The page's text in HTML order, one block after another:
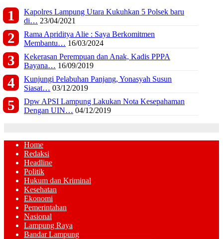
Kapolres Lampung Utara Kukuhkan 5 Polsek baru
di… 23/04/2021
Rama Apriditya Alie : Saya Berkomitmen
Membantu… 16/03/2024
Kekerasan Perempuan dan Anak, Kadis PPPA
Bayana… 16/09/2019
Kunjungi Pelabuhan Panjang, Yonasyah Susun
Siasat… 03/12/2019
Dpw APSI Lampung Lakukan Nota Kesepahaman
Dengan UIN… 04/12/2019
Home
Redaksi
Headline
Politik
Hukum dan Kriminal
Kesehatan
Ekonomi
Pemerintahan
Nasional
Lampung Raya
Bandar Lampung